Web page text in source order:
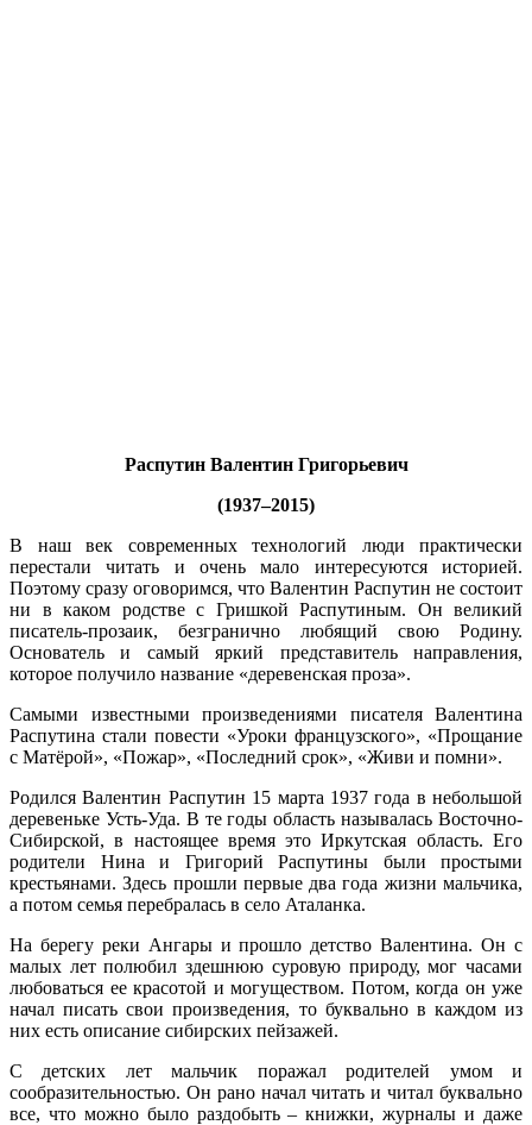
Распутин Валентин Григорьевич
(1937–2015)
В наш век современных технологий люди практически
перестали читать и очень мало интересуются историей.
Поэтому сразу оговоримся, что Валентин Распутин не состоит
ни в каком родстве с Гришкой Распутиным. Он великий
писатель-прозаик, безгранично любящий свою Родину.
Основатель и самый яркий представитель направления,
которое получило название «деревенская проза».
Самыми известными произведениями писателя Валентина
Распутина стали повести «Уроки французского», «Прощание
с Матёрой», «Пожар», «Последний срок», «Живи и помни».
Родился Валентин Распутин 15 марта 1937 года в небольшой
деревеньке Усть-Уда. В те годы область называлась Восточно-
Сибирской, в настоящее время это Иркутская область. Его
родители Нина и Григорий Распутины были простыми
крестьянами. Здесь прошли первые два года жизни мальчика,
а потом семья перебралась в село Аталанка.
На берегу реки Ангары и прошло детство Валентина. Он с
малых лет полюбил здешнюю суровую природу, мог часами
любоваться ее красотой и могуществом. Потом, когда он уже
начал писать свои произведения, то буквально в каждом из
них есть описание сибирских пейзажей.
С детских лет мальчик поражал родителей умом и
сообразительностью. Он рано начал читать и читал буквально
все, что можно было раздобыть – книжки, журналы и даже